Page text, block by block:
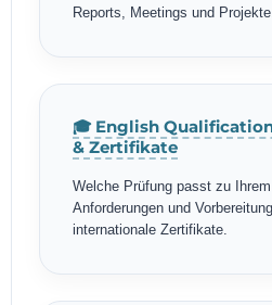
Reports, Meetings und
🎓 English
& Zertifikate
Welche Prüfung passt zu
Anforderungen und
internationale Zertifikate.